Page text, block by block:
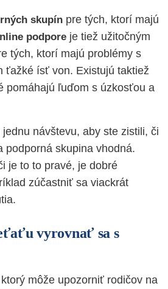
skupín pre tých, ktorí majú
podpore je tiež užitočným
tých, ktorí majú problémy s
ťažké ísť von. Existujú taktiež
pomáhajú ľuďom s úzkosťou a
návštevu, aby ste zistili, či
podporná skupina vhodná.
je to to pravé, je dobré
zúčastniť sa viackrát
vyrovnať sa s
môže upozorniť rodičov na